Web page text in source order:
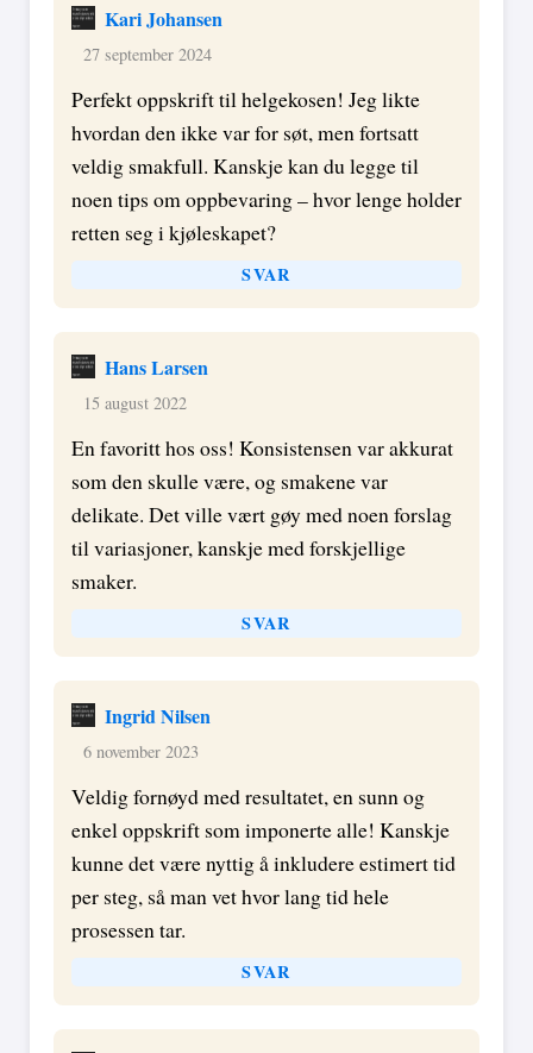
Kari Johansen
27 september 2024
Perfekt oppskrift til helgekosen! Jeg likte
hvordan den ikke var for søt, men fortsatt
veldig smakfull. Kanskje kan du legge til
noen tips om oppbevaring – hvor lenge holder
retten seg i kjøleskapet?
SVAR
Hans Larsen
15 august 2022
En favoritt hos oss! Konsistensen var akkurat
som den skulle være, og smakene var
delikate. Det ville vært gøy med noen forslag
til variasjoner, kanskje med forskjellige
smaker.
SVAR
Ingrid Nilsen
6 november 2023
Veldig fornøyd med resultatet, en sunn og
enkel oppskrift som imponerte alle! Kanskje
kunne det være nyttig å inkludere estimert tid
per steg, så man vet hvor lang tid hele
prosessen tar.
SVAR